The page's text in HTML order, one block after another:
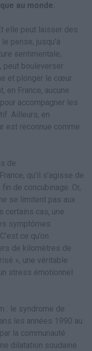
au monde.
elle peut laisser des
pense, jusqu’à
sentimentale,
peut bouleverser
et plonger le cœur
en France, aucune
accompagner les
Ailleurs, en
est reconnue comme
de
qu’il s’agisse de
de concubinage. Or,
se limitent pas aux
certains cas, une
symptômes
ce qu’on
de kilomètres de
», une véritable
stress émotionnel
: le syndrome de
les années 1990 au
la communauté
dilatation soudaine